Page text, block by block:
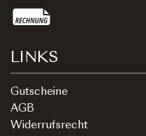
LINKS
Gutscheine
AGB
Widerrufsrecht